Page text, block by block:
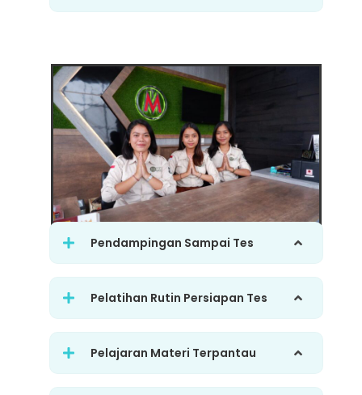
Pendampingan Sampai Tes
Pelatihan Rutin Persiapan Tes
Pelajaran Materi Terpantau